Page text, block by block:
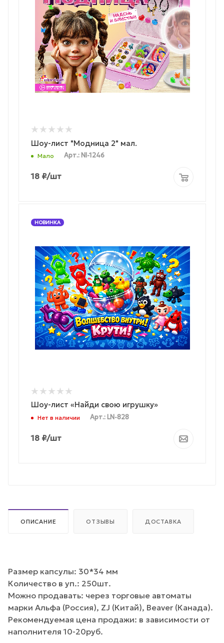
Шоу-лист "Модница 2" мал.
Мало Арт.: NI-1246
18 ₽/шт
НОВИНКА
Шоу-лист «Найди свою игрушку»
Нет в наличии Арт.: LN-828
18 ₽/шт
ОПИСАНИЕ ОТЗЫВЫ ДОСТАВКА
Размер капсулы: 30*34 мм
Количество в уп.: 250шт.
Можно продавать: через торговые автоматы
марки Альфа (Россия), ZJ (Китай), Beaver (Канада).
Рекомендуемая цена продажи: в зависимости от
наполнителя 10-20руб.